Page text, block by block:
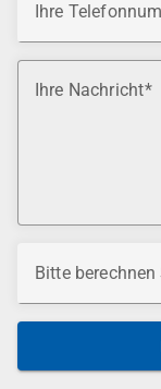
Ihre
Ihre Nachricht
Bitte berechnen